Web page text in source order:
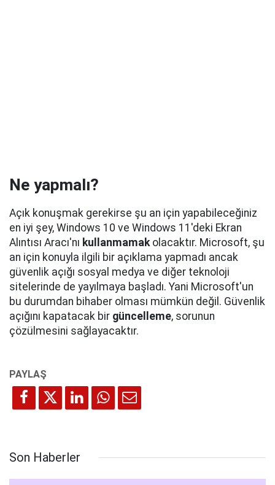
Ne yapmalı?
Açık konuşmak gerekirse şu an için yapabileceğiniz
en iyi şey, Windows 10 ve Windows 11'deki Ekran
Alıntısı Aracı'nı kullanmamakolacaktır. Microsoft, şu
an için konuyla ilgili bir açıklama yapmadı ancak
güvenlik açığı sosyal medya ve diğer teknoloji
sitelerinde de yayılmaya başladı. Yani Microsoft'un
bu durumdan bihaber olması mümkün değil. Güvenlik
açığını kapatacak bir güncelleme, sorunun
çözülmesini sağlayacaktır.
Son Haberler